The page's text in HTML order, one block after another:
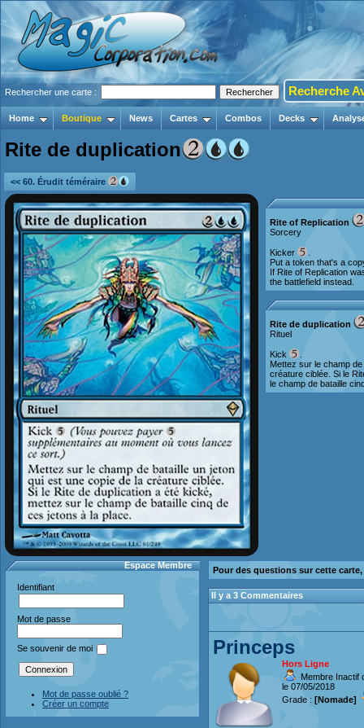
Rechercher une carte : Recherche
Home Boutique News Cartes Combos Decks
Rite de duplication
<< 60. Érudit téméraire
Rite of Replication
Sorcery
Kicker
Put a token that's a
If Rite of Replication
the battlefield instead.
Rite de duplication
Rituel
Kick
Mettez sur le champ
créature ciblée. Si le
le champ de bataille
Espace Membre
Identifiant
Mot de passe
Se souvenir de moi
Mot de passe oublié ?
Créer un compte
Pour des questions sur cette
Il y a 3 Commentaires
Princeps
Hors Ligne
Membre Inactif
le 07/05/2018
Grade : [Nomade]